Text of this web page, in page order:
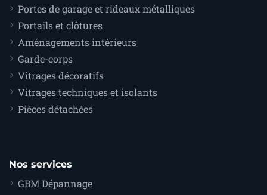
Portes de garage et rideaux métalliques
Portails et clôtures
Aménagements intérieurs
Garde-corps
Vitrages décoratifs
Vitrages techniques et isolants
Pièces détachées
Nos services
GBM Dépannage